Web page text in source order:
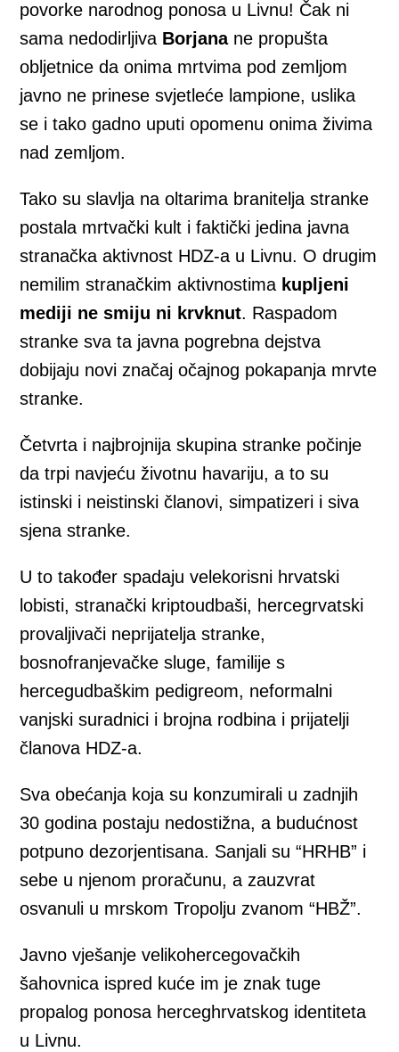
povorke narodnog ponosa u Livnu! Čak ni
sama nedodirljiva Borjanane propušta
obljetnice da onima mrtvima pod zemljom
javno ne prinese svjetleće lampione, uslika
se i tako gadno uputi opomenu onima živima
nad zemljom.
Tako su slavlja na oltarima branitelja stranke
postala mrtvački kult i faktički jedina javna
stranačka aktivnost HDZ-a u Livnu. O drugim
nemilim stranačkim aktivnostima kupljeni
mediji ne smiju ni krvknut. Raspadom
stranke sva ta javna pogrebna dejstva
dobijaju novi značaj očajnog pokapanja mrvte
stranke.
Četvrta i najbrojnija skupina stranke počinje
da trpi navjeću životnu havariju, a to su
istinski i neistinski članovi, simpatizeri i siva
sjena stranke.
U to također spadaju velekorisni hrvatski
lobisti, stranački kriptoudbaši, hercegrvatski
provaljivači neprijatelja stranke,
bosnofranjevačke sluge, familije s
hercegudbaškim pedigreom, neformalni
vanjski suradnici i brojna rodbina i prijatelji
članova HDZ-a.
Sva obećanja koja su konzumirali u zadnjih
30 godina postaju nedostižna, a budućnost
potpuno dezorjentisana. Sanjali su “HRHB” i
sebe u njenom proračunu, a zauzvrat
osvanuli u mrskom Tropolju zvanom “HBŽ”.
Javno vješanje velikohercegovačkih
šahovnica ispred kuće im je znak tuge
propalog ponosa herceghrvatskog identiteta
u Livnu.